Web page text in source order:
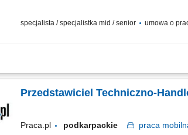
specjalista / specjalistka mid / senior umowa o
aktywna sprzedaż B2B oraz rozwój współpracy z
Przedstawiciel Techniczno-
Praca.pl podkarpackie praca